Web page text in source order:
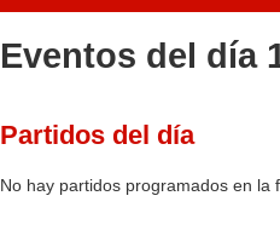
Eventos del día
Partidos del día
No hay partidos programados en la